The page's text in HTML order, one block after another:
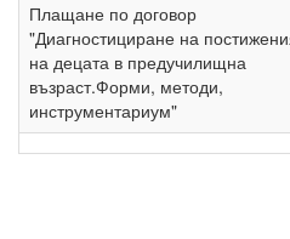
Плащане по договор
"Диагностициране на
на децата в предучилищна
възраст.Форми, методи,
инструментариум"